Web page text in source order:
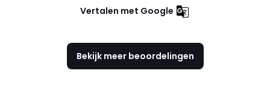
Vertalen met Google
Bekijk meer beoordelingen